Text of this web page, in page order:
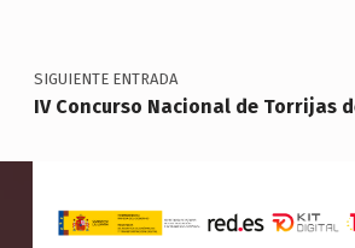
SIGUIENTE ENTRADA
IV Concurso Nacional de Torrijas